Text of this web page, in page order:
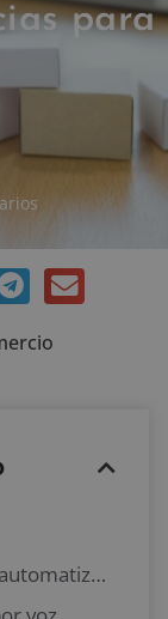
para
1. Inteligencia artificial y automatización